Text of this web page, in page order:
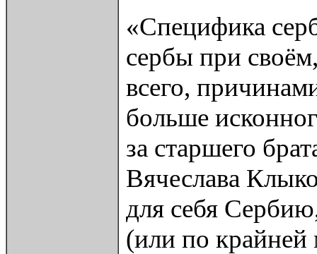
«Специфика
сербы при
всего,
больше
за старшего
Вячеслава
для себя
(или по крайней